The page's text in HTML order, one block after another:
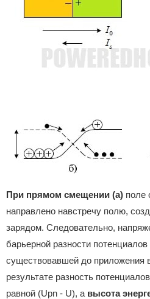
При прямом смещении (а) поле
направлено навстречу полю,
зарядом. Следовательно,
барьерной разности потенциалов
существовавшей до приложения
результате разность
равной (Upn - U), а высота